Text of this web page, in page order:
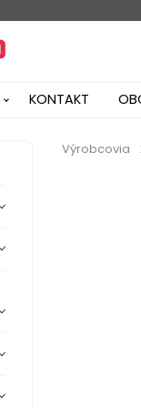
KONTAKT
Výrobcovia